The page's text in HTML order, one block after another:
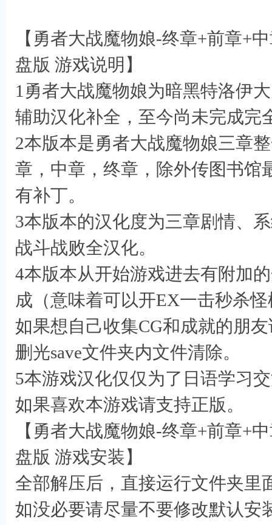
【勇者大战魔物娘-终章+前章+
盘版 游戏说明】
1勇者大战魔物娘为暗黑特洛伊
辅助汉化补全，至今尚未完成完
2本版本是勇者大战魔物娘三章
章，中章，终章，除外传图书馆
有补丁。
3本版本的汉化度为三章剧情、
战斗战败全汉化。
4本版本从开始游戏进去有附加
成（意味着可以开EX一击秒杀
如果想自己收集CG和成就的朋
删光save文件夹内文件清除。
5本游戏汉化仅仅为了日语学习
如果喜欢本游戏请支持正版。
【勇者大战魔物娘-终章+前章+
盘版 游戏安装】
全部解压后，直接运行文件夹里
如没必要请尽量不要修改默认安